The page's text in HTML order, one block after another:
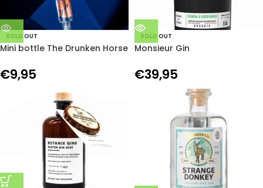
SOLD OUT
Mini bottle The Drunken Horse
€9,95
SOLD OUT
Monsieur Gin
€39,95